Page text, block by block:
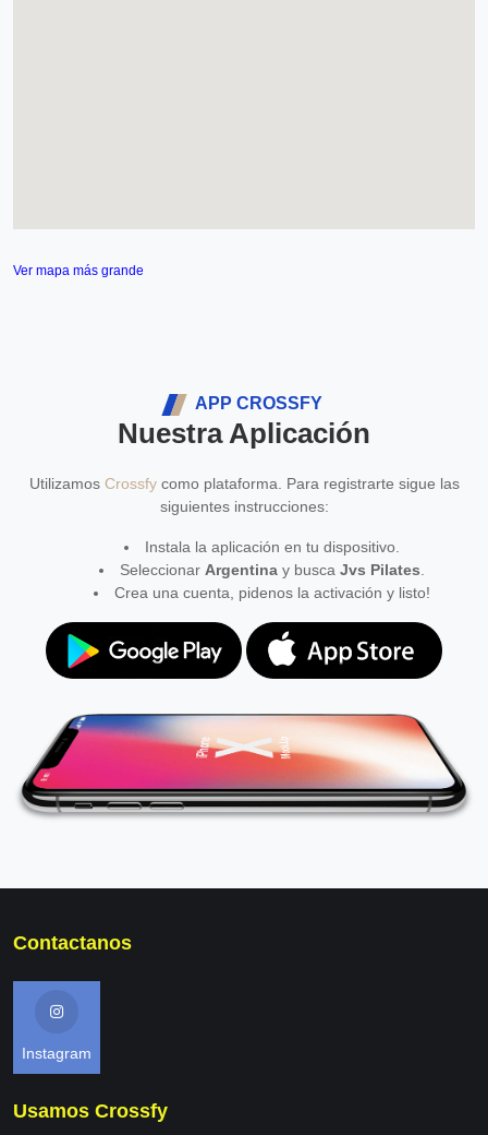
Ver mapa más grande
APP CROSSFY
Nuestra Aplicación
Utilizamos Crossfycomo plataforma. Para registrarte sigue las
siguientes instrucciones:
Instala la aplicación en tu dispositivo.
Seleccionar Argentinay busca Jvs Pilates
Crea una cuenta, pidenos la activación y listo!
Contactanos
Instagram
Usamos Crossfy